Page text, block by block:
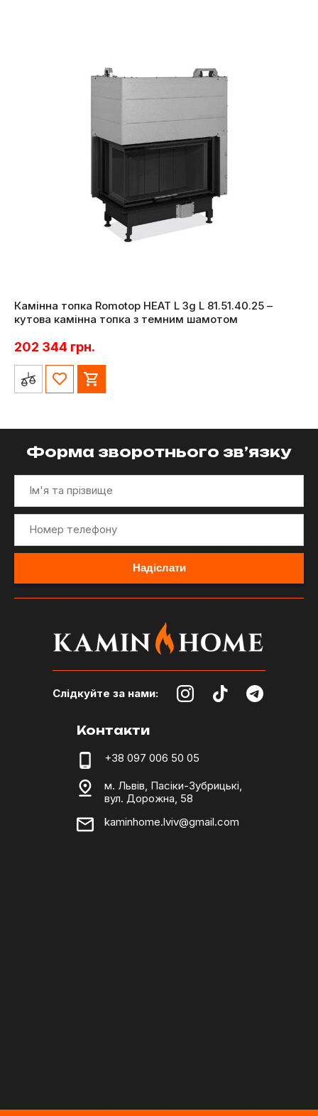
Камінна топка Romotop HEAT L 3g L 81.51.40.25 –
кутова камінна топка з темним шамотом
202 344 грн.
Форма зворотнього зв’язку
Слідкуйте за нами:
Контакти
+38 097 006 50 05
м. Львів, Пасіки-Зубрицькі,
вул. Дорожна, 58
kaminhome.lviv@gmail.com